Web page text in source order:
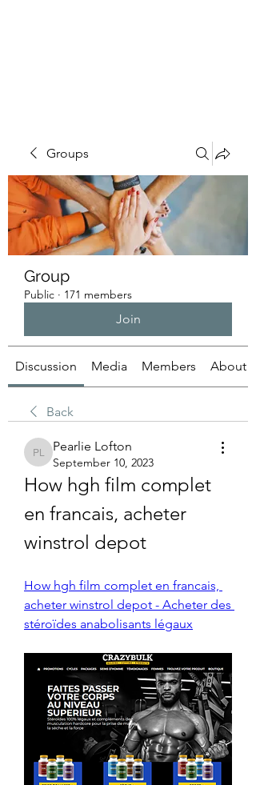
Groups
Group
Public · 171 members
Join
Discussion Media Members About
Back
Pearlie Lofton
Pearlie Lofton
September 10, 2023
How hgh film complet
en francais, acheter
winstrol depot
How hgh film complet en francais,
acheter winstrol depot - Acheter des
stéroïdes anabolisants légaux